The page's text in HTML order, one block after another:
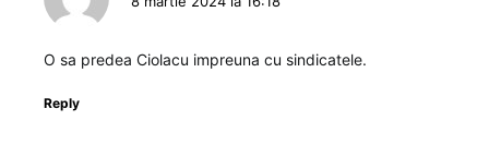
O sa predea Ciolacu impreuna cu sindicatele.
Reply